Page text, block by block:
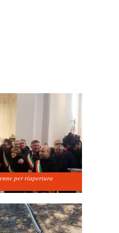
per riapertura